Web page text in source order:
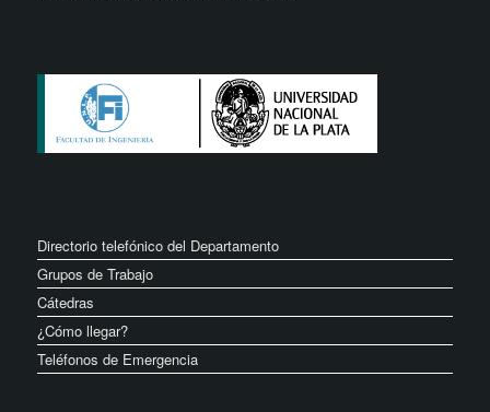
Directorio telefónico del Departamento
Grupos de Trabajo
Cátedras
¿Cómo llegar?
Teléfonos de Emergencia